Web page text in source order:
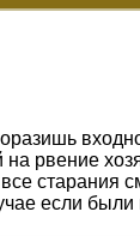
рвение
старания
если